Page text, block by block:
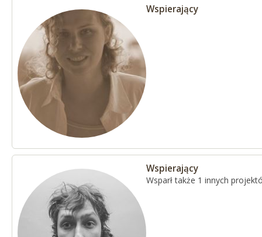
Wspierający
Wspierający
Wsparł także 1 innych